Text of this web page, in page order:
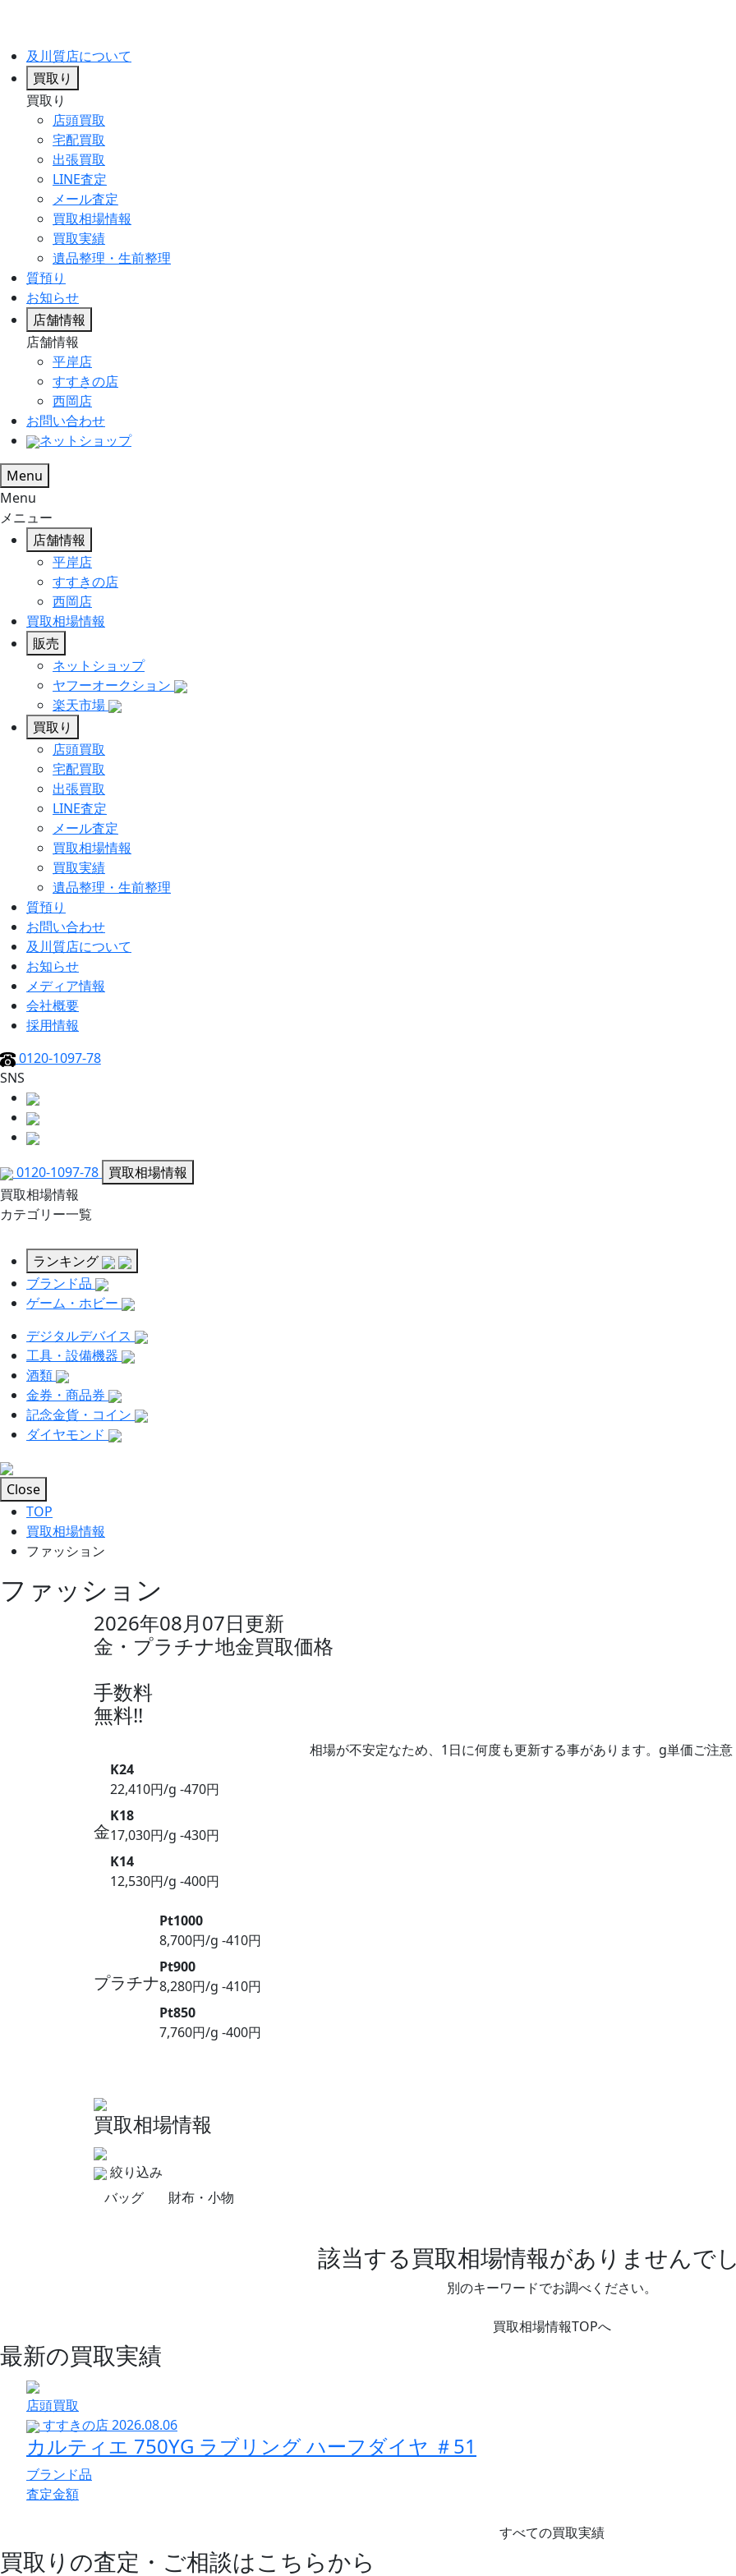
及川質店について
買取り
買取り
店頭買取
宅配買取
出張買取
LINE査定
メール査定
買取相場情報
買取実績
遺品整理・生前整理
質預り
お知らせ
店舗情報
店舗情報
平岸店
すすきの店
西岡店
お問い合わせ
ネットショップ
Menu
Menu
メニュー
店舗情報
平岸店
すすきの店
西岡店
買取相場情報
販売
ネットショップ
ヤフーオークション
楽天市場
買取り
店頭買取
宅配買取
出張買取
LINE査定
メール査定
買取相場情報
買取実績
遺品整理・生前整理
質預り
お問い合わせ
及川質店について
お知らせ
メディア情報
会社概要
採用情報
0120-1097-78
SNS
0120-1097-78 買取相場情報
買取相場情報
カテゴリー一覧
ランキング
ブランド品
ゲーム・ホビー
デジタルデバイス
工具・設備機器
酒類
金券・商品券
記念金貨・コイン
ダイヤモンド
Close
TOP
買取相場情報
ファッション
ファッション
2026年08月07日更新
金・プラチナ地金買取価格
手数料
無料!!
相場が不安定なため、1日に何度も更新する事があります。g単価ご注
金
K24
22,410円/g -470円
K18
17,030円/g -430円
K14
12,530円/g -400円
プラチナ
Pt1000
8,700円/g -410円
Pt900
8,280円/g -410円
Pt850
7,760円/g -400円
買取相場情報
絞り込み
バッグ
財布・小物
該当する買取相場情報がありませんで
別のキーワードでお調べください。
買取相場情報TOPへ
最新の買取実績
店頭買取
すすきの店2026.08.06
カルティエ 750YG ラブリング ハーフダイヤ ＃51
ブランド品
査定金額
すべての買取実績
買取りの査定・ご相談はこちらから